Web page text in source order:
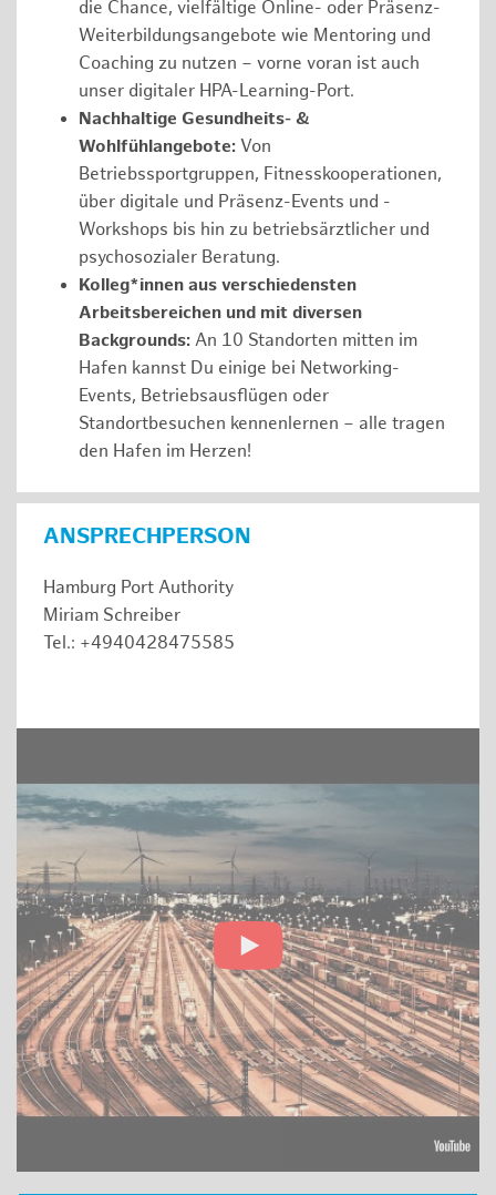
die Chance, vielfältige Online- oder Präsenz-
Weiterbildungsangebote wie Mentoring und
Coaching zu nutzen – vorne voran ist auch
unser digitaler HPA-Learning-Port.
Nachhaltige Gesundheits- &
Wohlfühlangebote: Von
Betriebssportgruppen, Fitnesskooperationen,
über digitale und Präsenz-Events und -
Workshops bis hin zu betriebsärztlicher und
psychosozialer Beratung.
Kolleg*innen aus verschiedensten
Arbeitsbereichen und mit diversen
Backgrounds: An 10 Standorten mitten im
Hafen kannst Du einige bei Networking-
Events, Betriebsausflügen oder
Standortbesuchen kennenlernen – alle tragen
den Hafen im Herzen!
ANSPRECHPERSON
Hamburg Port Authority
Miriam Schreiber
Tel.: +4940428475585